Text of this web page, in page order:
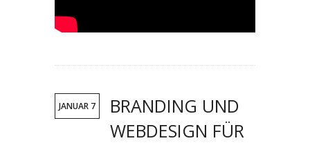
JANUAR 7
BRANDING UND
WEBDESIGN FÜR